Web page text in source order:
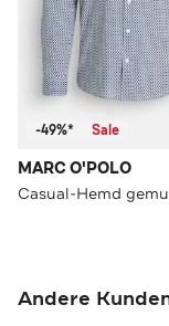
-49%* Sale
MARC O'POLO
Casual-Hemd
Andere